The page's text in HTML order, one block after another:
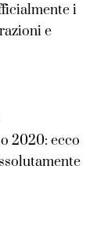
i
e
2020: ecco